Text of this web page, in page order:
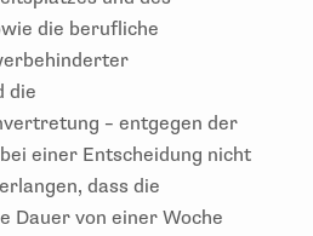
die berufliche
die
– entgegen der
einer Entscheidung nicht
dass die
Dauer von einer Woche